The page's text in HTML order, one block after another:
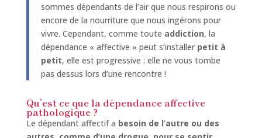
sommes dépendants de l’air que nous respirons ou
encore de la nourriture que nous ingérons pour
vivre. Cependant, comme toute addiction, la
dépendance « affective » peut s’installer petit à
petit, elle est progressive : elle ne vous tombe
pas dessus lors d’une rencontre !
Qu’est ce que la dépendance affective
pathologique ?
Le dépendant affectif a besoin de l’autre ou des